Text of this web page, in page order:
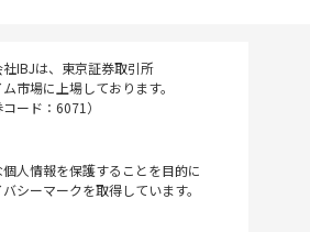
IBJは、東京証券取引所
市場に上場しております。
コード：6071）
個人情報を保護することを目的に
シーマークを取得しています。